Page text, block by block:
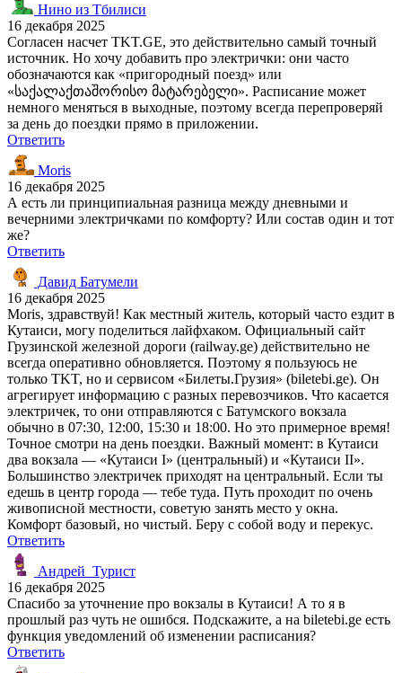
Нино из Тбилиси
16 декабря 2025
Согласен насчет TKT.GE, это действительно самый точный
источник. Но хочу добавить про электрички: они часто
обозначаются как «пригородный поезд» или
«საქალაქთაშორისო მატარებელი». Расписание может
немного меняться в выходные, поэтому всегда перепроверяй
за день до поездки прямо в приложении.
Ответить
Moris
16 декабря 2025
А есть ли принципиальная разница между дневными и
вечерними электричками по комфорту? Или состав один и тот
же?
Ответить
Давид Батумели
16 декабря 2025
Moris, здравствуй! Как местный житель, который часто ездит в
Кутаиси, могу поделиться лайфхаком. Официальный сайт
Грузинской железной дороги (railway.ge) действительно не
всегда оперативно обновляется. Поэтому я пользуюсь не
только TKT, но и сервисом «Билеты.Грузия» (biletebi.ge). Он
агрегирует информацию с разных перевозчиков. Что касается
электричек, то они отправляются с Батумского вокзала
обычно в 07:30, 12:00, 15:30 и 18:00. Но это примерное время!
Точное смотри на день поездки. Важный момент: в Кутаиси
два вокзала — «Кутаиси I» (центральный) и «Кутаиси II».
Большинство электричек приходят на центральный. Если ты
едешь в центр города — тебе туда. Путь проходит по очень
живописной местности, советую занять место у окна.
Комфорт базовый, но чистый. Беру с собой воду и перекус.
Ответить
Андрей_Турист
16 декабря 2025
Спасибо за уточнение про вокзалы в Кутаиси! А то я в
прошлый раз чуть не ошибся. Подскажите, а на biletebi.ge есть
функция уведомлений об изменении расписания?
Ответить